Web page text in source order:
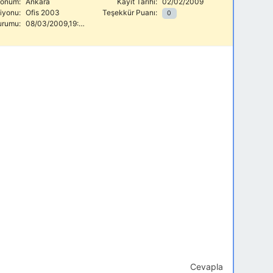
Ofis 2003
08/03/2009,19:10
Teşekkür Puanı:
0
Cevapla